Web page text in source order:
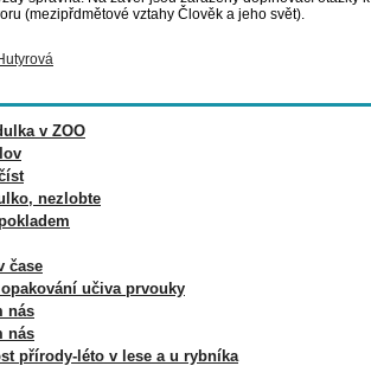
(mezipřdmětové vztahy Člověk a jeho svět).
v ZOO
nezlobte
čase
učiva prvouky
nás
nás
přírody-léto v lese a u rybníka